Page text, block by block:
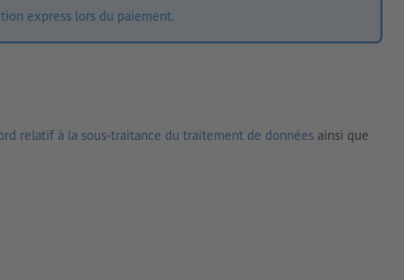
express lors du paiement.
relatif à la sous-traitance du traitement de données ainsi que